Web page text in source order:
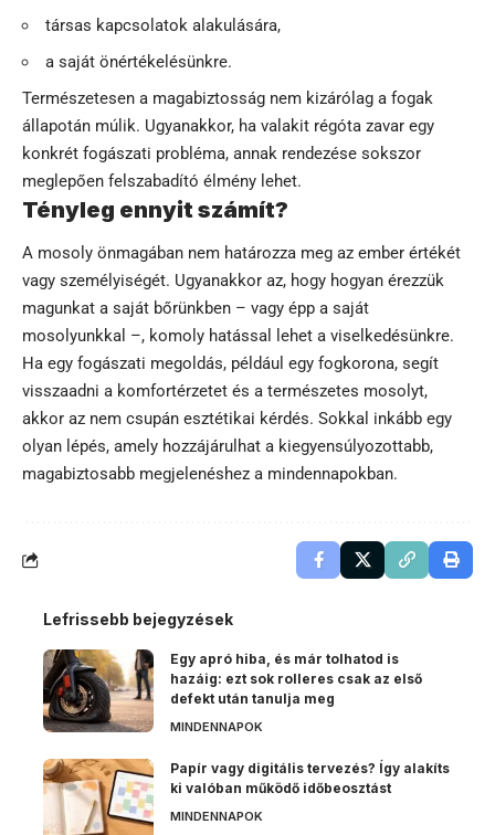
társas kapcsolatok alakulására,
a saját önértékelésünkre.
Természetesen a magabiztosság nem kizárólag a fogak
állapotán múlik. Ugyanakkor, ha valakit régóta zavar egy
konkrét fogászati probléma, annak rendezése sokszor
meglepően felszabadító élmény lehet.
Tényleg ennyit számít?
A mosoly önmagában nem határozza meg az ember értékét
vagy személyiségét. Ugyanakkor az, hogy hogyan érezzük
magunkat a saját bőrünkben – vagy épp a saját
mosolyunkkal –, komoly hatással lehet a viselkedésünkre.
Ha egy fogászati megoldás, például egy fogkorona, segít
visszaadni a komfortérzetet és a természetes mosolyt,
akkor az nem csupán esztétikai kérdés. Sokkal inkább egy
olyan lépés, amely hozzájárulhat a kiegyensúlyozottabb,
magabiztosabb megjelenéshez a mindennapokban.
Lefrissebb bejegyzések
Egy apró hiba, és már tolhatod is
hazáig: ezt sok rolleres csak az első
defekt után tanulja meg
MINDENNAPOK
Papír vagy digitális tervezés? Így alakíts
ki valóban működő időbeosztást
MINDENNAPOK